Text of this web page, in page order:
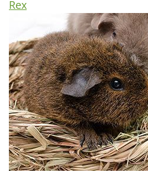
Rex